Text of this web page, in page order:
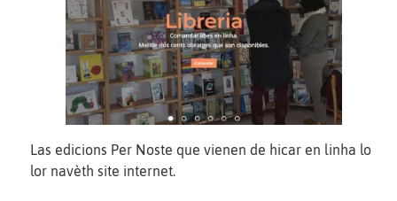
Las edicions Per Noste que vienen de hicar en linha lo
lor navèth site internet.